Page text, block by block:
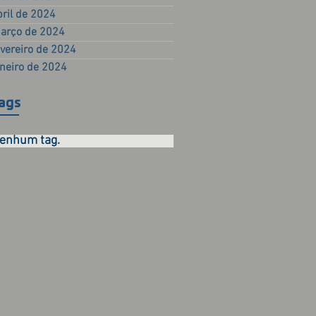
de 2024
de 2024
de 2024
de 2024
tag.